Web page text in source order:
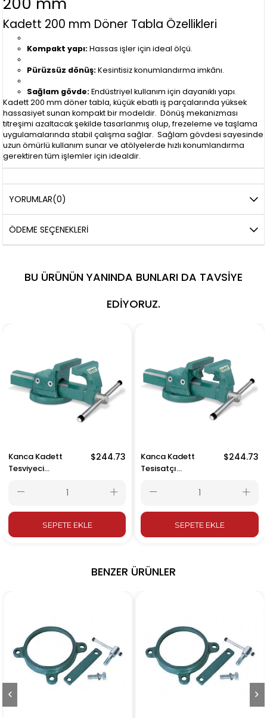
Kadett 200 mm Döner Tabla Özellikleri
Kompakt yapı:Hassas işler için ideal ölçü.
Pürüzsüz dönüş:Kesintisiz konumlandırma imkânı.
Sağlam gövde:Endüstriyel kullanım için dayanıklı yapı.
Kadett 200 mm döner tabla, küçük ebatlı iş parçalarında yüksek
hassasiyet sunan kompakt bir modeldir. Dönüş mekanizması
titreşimi azaltacak şekilde tasarlanmış olup, frezeleme ve taşlama
uygulamalarında stabil çalışma sağlar. Sağlam gövdesi sayesinde
uzun ömürlü kullanım sunar ve atölyelerde hızlı konumlandırma
gerektiren tüm işlemler için idealdir.
YORUMLAR(0)
ÖDEME SEÇENEKLERI
BU ÜRÜNÜN YANINDA BUNLARI DA TAVSIYE
EDIYORUZ.
Kanca Kadett
Tesviyeci
$244.73
SEPETE EKLE
Kanca Kadett
Tesisatçı
$244.73
SEPETE EKLE
BENZER ÜRÜNLER